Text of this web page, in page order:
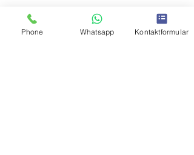
Das Qi bewegt sich in
festgelegten Bahnen, den
Phone Whatsapp Kontaktformular